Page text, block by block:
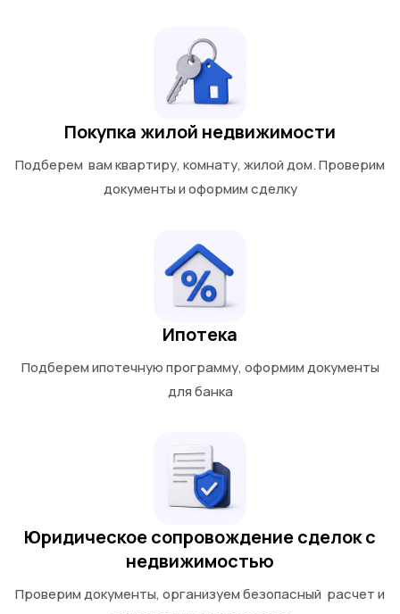
Покупка жилой недвижимости
Подберем вам квартиру, комнату, жилой дом. Проверим
документы и оформим сделку
Ипотека
Подберем ипотечную программу, оформим документы
для банка
Юридическое сопровождение сделок с
недвижимостью
Проверим документы, организуем безопасный расчет и